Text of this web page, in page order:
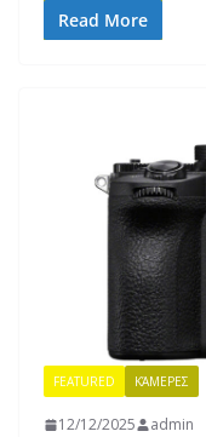
Read More
FEATURED ΚΆΜΕΡΕΣ
12/12/2025 admin